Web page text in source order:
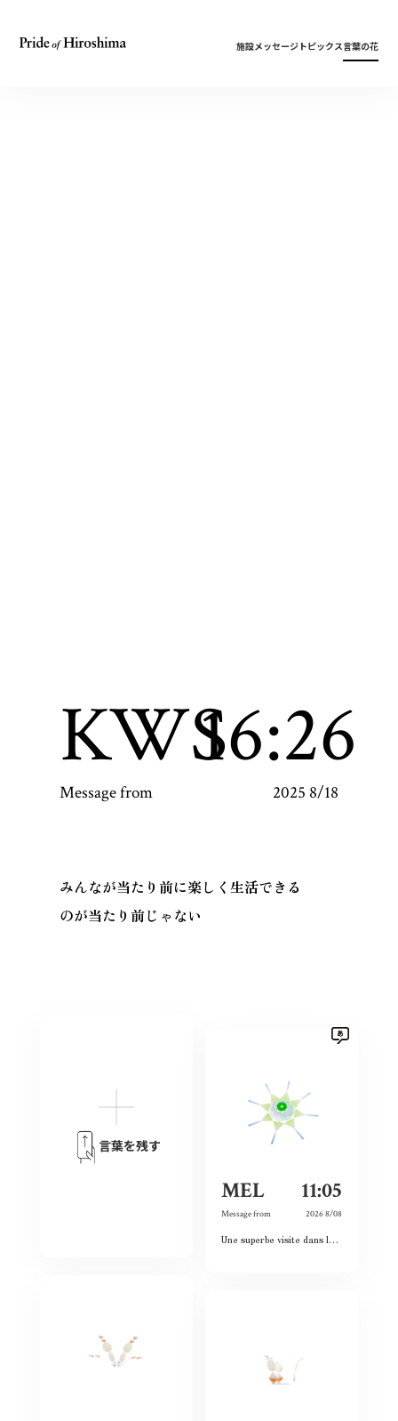
施設メッセージトピックス言葉の花
KWS16:26
Message from 2025 8/18
みんなが当たり前に楽しく生活できる
のが当たり前じゃない
言葉を残す
MEL 11:05
Message from 2026 8/08
Une superbe visite dans le passé, le présent et le futur. Les images et vidéos sont sublimes et nous rappellent l’histoire passée.